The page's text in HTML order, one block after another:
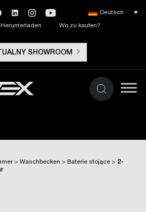
Wo zu kaufen?
SHOWROOM
Deutsch
> Waschbecken > Baterie stojące > 2-